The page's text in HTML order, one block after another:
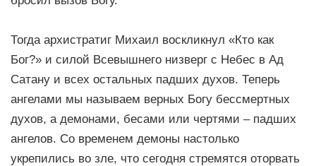
Тогда архистратиг Михаил воскликнул «Кто как
Бог?» и силой Всевышнего низверг с Небес в Ад
Сатану и всех остальных падших духов. Теперь
ангелами мы называем верных Богу бессмертных
духов, а демонами, бесами или чертями – падших
ангелов. Со временем демоны настолько
укрепились во зле, что сегодня стремятся оторвать